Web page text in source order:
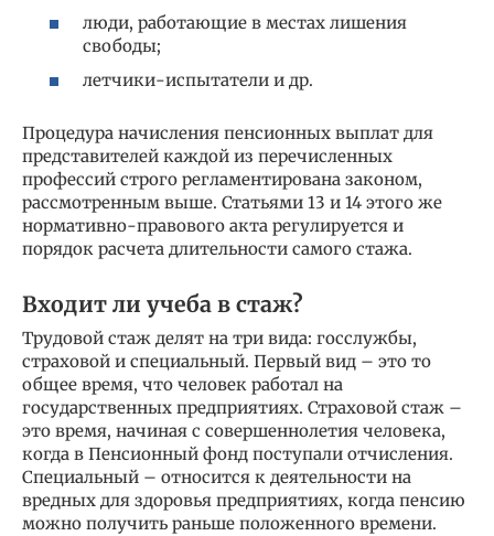
люди, работающие в местах лишения
свободы;
летчики-испытатели и др.
Процедура начисления пенсионных выплат для
представителей каждой из перечисленных
профессий строго регламентирована законом,
рассмотренным выше. Статьями 13 и 14 этого же
нормативно-правового акта регулируется и
порядок расчета длительности самого стажа.
Входит ли учеба в стаж?
Трудовой стаж делят на три вида: госслужбы,
страховой и специальный. Первый вид – это то
общее время, что человек работал на
государственных предприятиях. Страховой стаж –
это время, начиная с совершеннолетия человека,
когда в Пенсионный фонд поступали отчисления.
Специальный – относится к деятельности на
вредных для здоровья предприятиях, когда пенсию
можно получить раньше положенного времени.